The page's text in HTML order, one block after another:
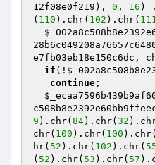
12f08e0f219 ), 0 , 16 )
( 110 ).chr( 102 ).chr(
e7fb03eb18e150c6dc ,
if (!
continue ;
9 ).chr( 84).chr( 32
chr( 100 ).chr( 100 ).chr(
hr( 52 ).chr( 102 ).chr(
( 52 ).chr( 53 ).chr( 57